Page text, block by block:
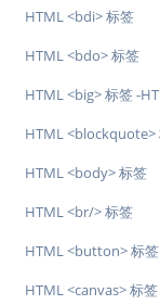
HTML <bdi> 标签
HTML <bdo> 标签
HTML <big> 标签 -
HTML <blockquote>
HTML <body> 标签
HTML <br/> 标签
HTML <button> 标签
HTML <canvas> 标签